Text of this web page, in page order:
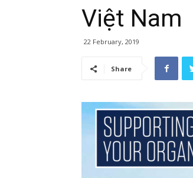
Việt Nam
22 February, 2019
Share